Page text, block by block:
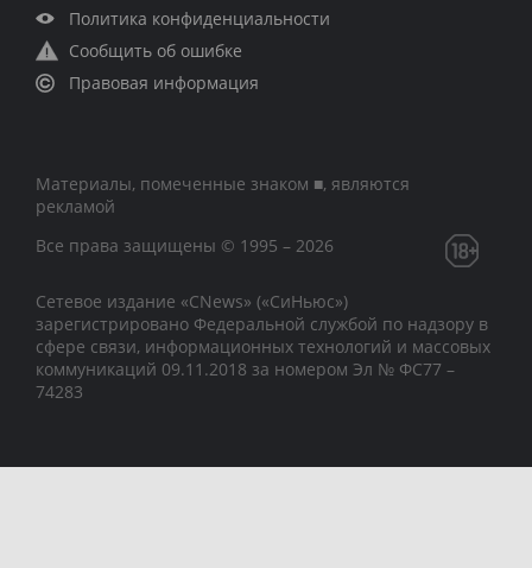
Политика конфиденциальности
Сообщить об ошибке
Правовая информация
Материалы, помеченные знаком ■, являются
рекламой
Все права защищены © 1995 – 2026
Сетевое издание «CNews» («СиНьюс»)
зарегистрировано Федеральной службой по надзору в
сфере связи, информационных технологий и массовых
коммуникаций 09.11.2018 за номером Эл № ФС77 –
74283